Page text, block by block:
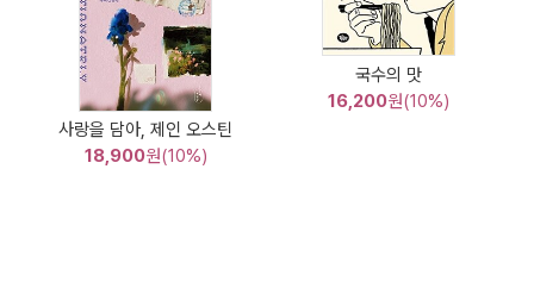
사랑을 담아, 제인 오스틴
18,900원(10%)
국수의 맛
16,200원(10%)